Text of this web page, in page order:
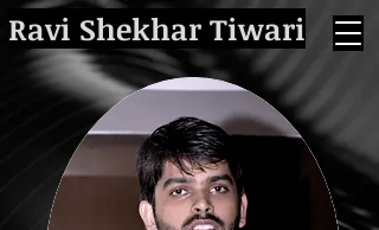
Ravi Shekhar Tiwari